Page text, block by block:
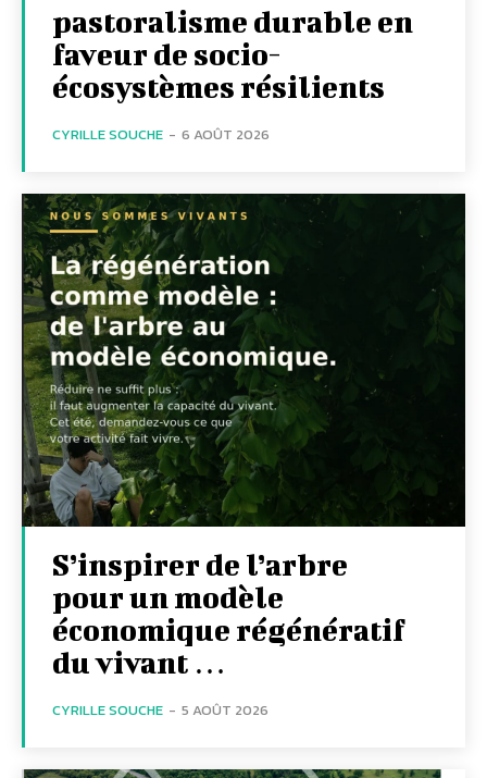
pastoralisme durable en
faveur de socio-
écosystèmes résilients
CYRILLE SOUCHE - 6 AOÛT 2026
S’inspirer de l’arbre
pour un modèle
économique régénératif
du vivant …
CYRILLE SOUCHE - 5 AOÛT 2026